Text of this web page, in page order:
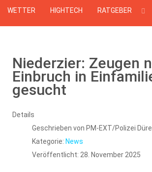
WETTER HIGHTECH RATGEBER
Niederzier: Zeugen
Einbruch in
gesucht
Details
Geschrieben von PM-EXT/Polizei
Kategorie: News
Veröffentlicht: 28. November 2025